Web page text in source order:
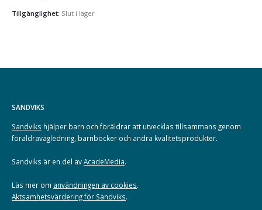
Tillgänglighet: Slut i lager
SANDVIKS
Sandviks hjälper barn och föräldrar att utvecklas tillsammans genom
föräldravägledning, barnböcker och andra kvalitetsprodukter.
Sandviks är en del avAcadeMedia.
Läs mer om användningen av cookies.
Aktsamhetsvärdering för Sandviks.